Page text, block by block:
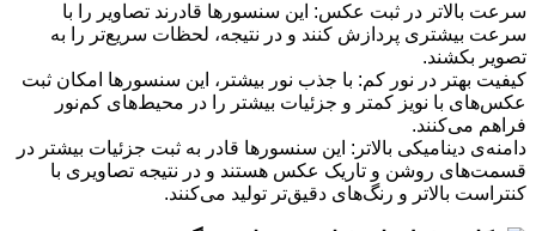
سرعت بالاتر در ثبت عکس: این سنسورها قادرند تصاویر را با
سرعت بیشتری پردازش کنند و در نتیجه، لحظات سریع‌تر را به
تصویر بکشند.
کیفیت بهتر در نور کم: با جذب نور بیشتر، این سنسورها امکان ثبت
عکس‌های با نویز کمتر و جزئیات بیشتر را در محیط‌های کم‌نور
فراهم می‌کنند.
دامنه‌ی دینامیکی بالاتر: این سنسورها قادر به ثبت جزئیات بیشتر در
قسمت‌های روشن و تاریک عکس هستند و در نتیجه تصاویری با
کنتراست بالاتر و رنگ‌های دقیق‌تر تولید می‌کنند.